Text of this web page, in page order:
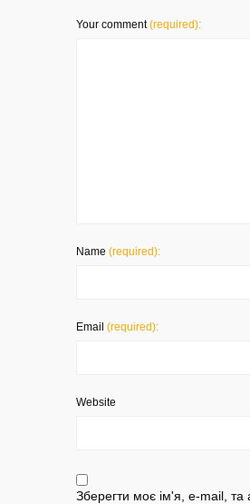
Your comment(required):
Name (required):
Email (required):
Website
Зберегти моє ім'я, e-mail, та